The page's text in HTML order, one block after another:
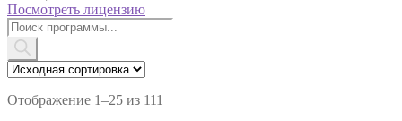
Посмотреть лицензию
Поиск
товаров
Отображение 1–25 из 111